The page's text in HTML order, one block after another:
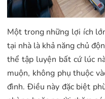
Một trong những lợi ích
tại nhà là khả năng chủ
thể tập luyện bất cứ lúc
muộn, không phụ thuộc
đình. Điều này đặc biệt